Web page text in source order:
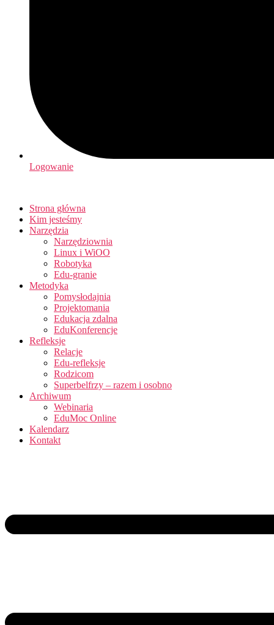
Logowanie
Strona główna
Kim jesteśmy
Narzędzia
Narzędziownia
Linux i WiOO
Robotyka
Edu-granie
Metodyka
Pomysłodajnia
Projektomania
Edukacja zdalna
EduKonferencje
Refleksje
Relacje
Edu-refleksje
Rodzicom
Superbelfrzy – razem i osobno
Archiwum
Webinaria
EduMoc Online
Kalendarz
Kontakt